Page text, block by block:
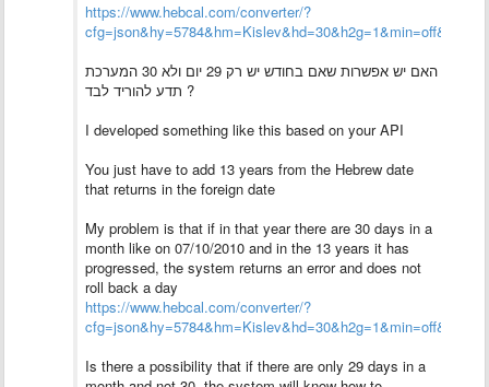
https://www.hebcal.com/converter/?
cfg=json&hy=5784&hm=Kislev&hd=30&h2g=1&min=off&i=on
האם יש אפשרות שאם בחודש יש רק 29 יום ולא 30 המערכת
תדע להוריד לבד ?
I developed something like this based on your API
You just have to add 13 years from the Hebrew date
that returns in the foreign date
My problem is that if in that year there are 30 days in a
month like on 07/10/2010 and in the 13 years it has
progressed, the system returns an error and does not
roll back a day
https://www.hebcal.com/converter/?
cfg=json&hy=5784&hm=Kislev&hd=30&h2g=1&min=off&i=on
Is there a possibility that if there are only 29 days in a